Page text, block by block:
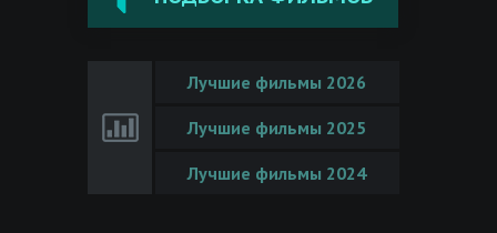
Лучшие фильмы 2026
Лучшие фильмы 2025
Лучшие фильмы 2024